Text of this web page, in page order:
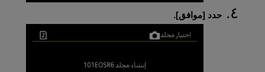
حدد [موافق].